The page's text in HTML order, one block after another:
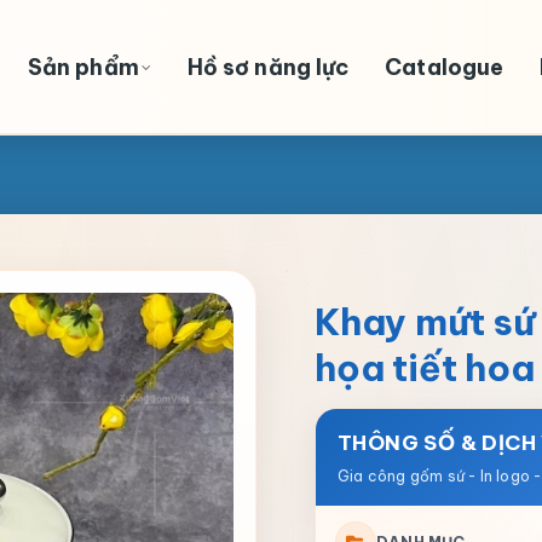
Sản phẩm Hồ sơ năng lực Catalogue
Khay mứt
họa tiết
THÔNG SỐ &